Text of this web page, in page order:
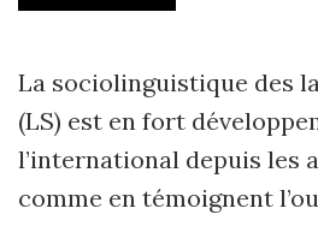
La sociolinguistique des
(LS) est en fort
l’international depuis les
comme en témoignent